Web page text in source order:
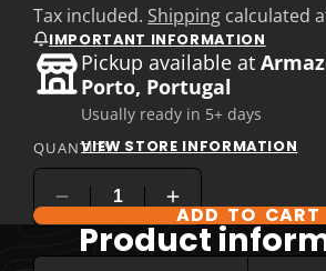
Tax included. Shipping calculated
IMPORTANT INFORMATION
Pickup available at
Porto, Portugal
Usually ready in 5+ days
VIEW STORE INFORMATION
QUANTITY
ADD TO CART
Product